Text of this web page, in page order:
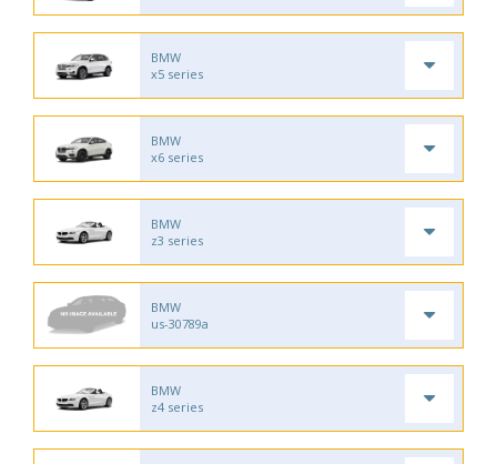
BMW
x5 series
BMW
x6 series
BMW
z3 series
BMW
us-30789a
BMW
z4 series